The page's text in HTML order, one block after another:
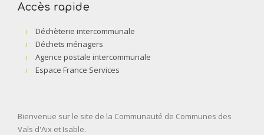
Accès rapide
Déchèterie intercommunale
Déchets ménagers
Agence postale intercommunale
Espace France Services
Bienvenue sur le site de la Communauté de Communes des
Vals d'Aix et Isable.